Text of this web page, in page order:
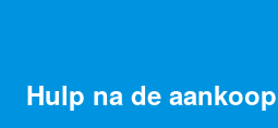
Hulp na de aankoop